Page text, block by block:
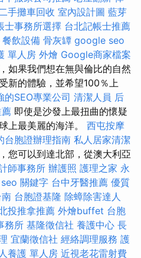
手攤車回收 室內設計圖 藍芽
士事務所選擇 台北記帳士推薦
餐飲設備 骨灰罈 google seo
單人房 外燴 Google商家檔案
如果我們想在無與倫比的自然
新的體驗，並希望100％上
的SEO專業公司 清潔人員 后
即使是沙發上最扭曲的懷疑
上最美麗的海洋。 西屯按摩
台胞證辦理指南 私人居家清潔
您可以到達北部，從澳大利亞
師事務所 辦護照 護理之家 永
seo 關鍵字 台中牙醫推薦 優質
台胞證基隆 除蟑除害達人
投推拿推薦 外燴buffet 台胞
務所 基隆徵信社 養護中心 長
宜蘭徵信社 經絡調理服務 護
養護 單人房 近視老花雷射費